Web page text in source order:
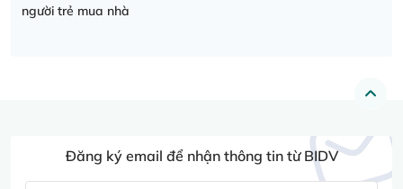
người trẻ mua nhà
Đăng ký email để nhận thông tin từ BIDV